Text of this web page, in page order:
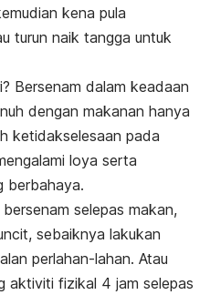
kena pula
turun naik tangga untuk
Bersenam dalam keadaan
dengan makanan hanya
ketidakselesaan pada
loya serta
berbahaya.
selepas makan,
sebaiknya lakukan
perlahan-lahan. Atau
aktiviti fizikal 4 jam selepas